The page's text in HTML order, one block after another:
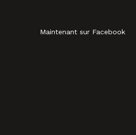
Maintenant sur Facebook